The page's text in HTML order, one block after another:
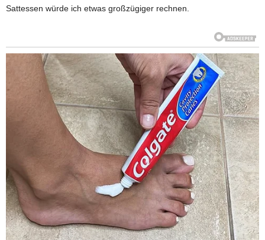
Sattessen würde ich etwas großzügiger rechnen.